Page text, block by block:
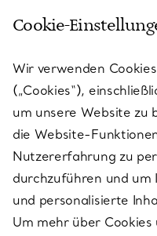
KUNDENSERVICE
SERVICES
ÜBER TIFFANY & CO.
RECHTLICHE HINWEISE
Cookie-
Wir verwenden
(„Cookies“),
um unsere Website zu
die Website-
Nutzererfahrung zu
durchzuführen und um
und personalisierte
Um mehr über